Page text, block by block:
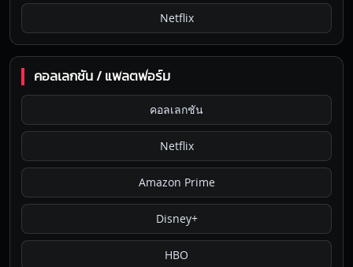
Netflix
คอลเลกชัน / แพลตฟอร์ม
คอลเลกชัน
Netflix
Amazon Prime
Disney+
HBO